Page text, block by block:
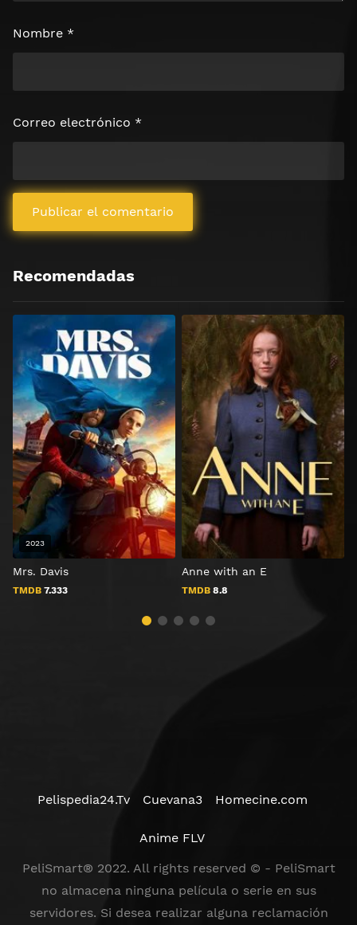
Nombre *
Correo electrónico *
Recomendadas
Mrs. Davis
TMDB 7.333
2023
Anne with an E
TMDB 8.8
Pelispedia24.Tv Cuevana3 Homecine.com
Anime FLV
PeliSmart® 2022. All rights reserved © - PeliSmart
no almacena ninguna película o serie en sus
servidores. Si desea realizar alguna reclamación